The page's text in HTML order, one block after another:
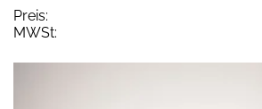
Preis:
MWSt: